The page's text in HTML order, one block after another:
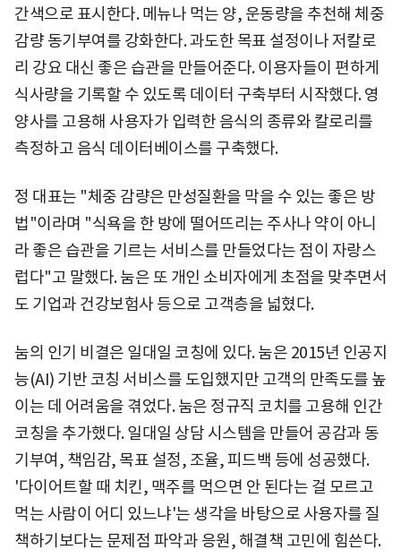
간색으로 표시한다. 메뉴나 먹는 양, 운동량을 추천해 체중
감량 동기부여를 강화한다. 과도한 목표 설정이나 저칼로
리 강요 대신 좋은 습관을 만들어준다. 이용자들이 편하게
식사량을 기록할 수 있도록 데이터 구축부터 시작했다. 영
양사를 고용해 사용자가 입력한 음식의 종류와 칼로리를
측정하고 음식 데이터베이스를 구축했다.
정 대표는 "체중 감량은 만성질환을 막을 수 있는 좋은 방
법"이라며 "식욕을 한 방에 떨어뜨리는 주사나 약이 아니
라 좋은 습관을 기르는 서비스를 만들었다는 점이 자랑스
럽다"고 말했다. 눔은 또 개인 소비자에게 초점을 맞추면서
도 기업과 건강보험사 등으로 고객층을 넓혔다.
눔의 인기 비결은 일대일 코칭에 있다. 눔은 2015년 인공지
능(AI) 기반 코칭 서비스를 도입했지만 고객의 만족도를 높
이는 데 어려움을 겪었다. 눔은 정규직 코치를 고용해 인간
코칭을 추가했다. 일대일 상담 시스템을 만들어 공감과 동
기부여, 책임감, 목표 설정, 조율, 피드백 등에 성공했다.
'다이어트할 때 치킨, 맥주를 먹으면 안 된다는 걸 모르고
먹는 사람이 어디 있느냐'는 생각을 바탕으로 사용자를 질
책하기보다는 문제점 파악과 응원, 해결책 고민에 힘쓴다.